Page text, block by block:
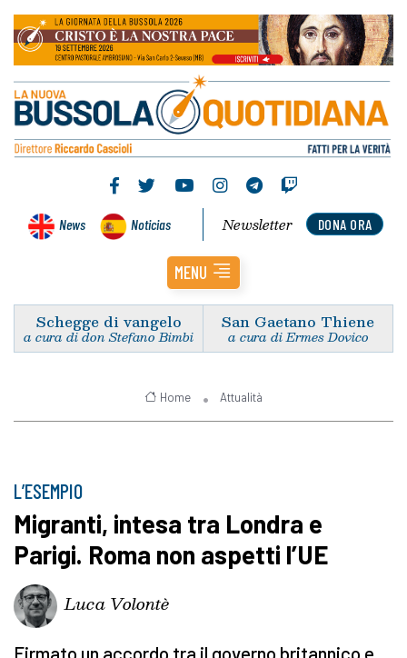
News Noticias DONA ORA
Newsletter
MENU
Schegge di vangelo
a cura di don Stefano Bimbi
San Gaetano Thiene
a cura di Ermes Dovico
Home Attualità
L’ESEMPIO
Migranti, intesa tra Londra e
Parigi. Roma non aspetti l’UE
Luca Volontè
Firmato un accordo tra il governo britannico e